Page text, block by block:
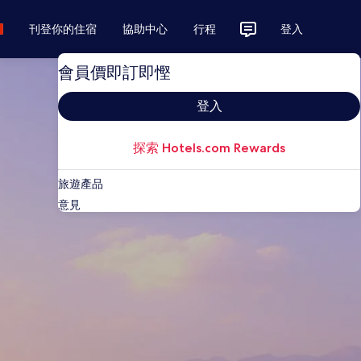
刊登你的住宿 協助中心 行程 登入
會員價即訂即慳
登入
探索 Hotels.com Rewards
旅遊產品
意見